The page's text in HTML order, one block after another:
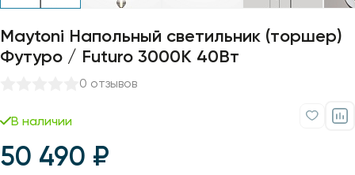
Maytoni Напольный светильник (торшер)
Футуро / Futuro 3000К 40Вт
0 отзывов
В наличии
50 490 ₽